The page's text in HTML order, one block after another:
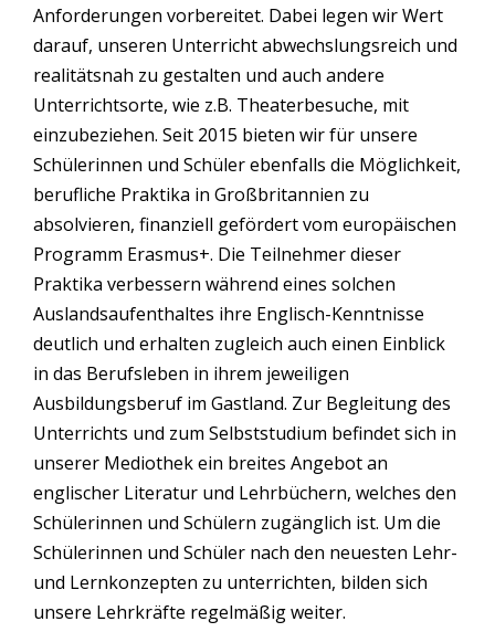
Anforderungen vorbereitet. Dabei legen wir Wert
darauf, unseren Unterricht abwechslungsreich und
realitätsnah zu gestalten und auch andere
Unterrichtsorte, wie z.B. Theaterbesuche, mit
einzubeziehen. Seit 2015 bieten wir für unsere
Schülerinnen und Schüler ebenfalls die Möglichkeit,
berufliche Praktika in Großbritannien zu
absolvieren, finanziell gefördert vom europäischen
Programm Erasmus+. Die Teilnehmer dieser
Praktika verbessern während eines solchen
Auslandsaufenthaltes ihre Englisch-Kenntnisse
deutlich und erhalten zugleich auch einen Einblick
in das Berufsleben in ihrem jeweiligen
Ausbildungsberuf im Gastland. Zur Begleitung des
Unterrichts und zum Selbststudium befindet sich in
unserer Mediothek ein breites Angebot an
englischer Literatur und Lehrbüchern, welches den
Schülerinnen und Schülern zugänglich ist. Um die
Schülerinnen und Schüler nach den neuesten Lehr-
und Lernkonzepten zu unterrichten, bilden sich
unsere Lehrkräfte regelmäßig weiter.